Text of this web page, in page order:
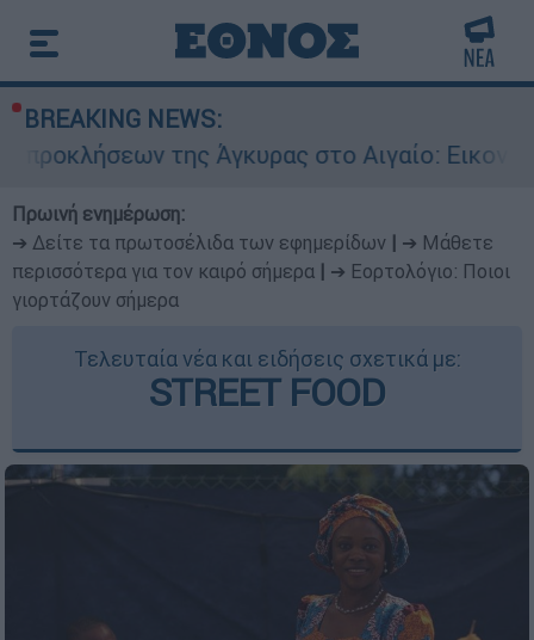
BREAKING NEWS:
Άγκυρας στο Αιγαίο: Εικονική αερομαχία
Πρωινή ενημέρωση:
➔ Δείτε τα πρωτοσέλιδα των εφημερίδων
➔ Μάθετε
περισσότερα για τον καιρό σήμερα
➔ Εορτολόγιο: Ποιοι
γιορτάζουν σήμερα
Τελευταία νέα και ειδήσεις σχετικά με:
STREET FOOD